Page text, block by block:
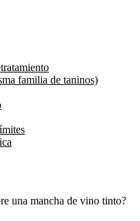
familia de taninos)
una mancha de vino tinto?